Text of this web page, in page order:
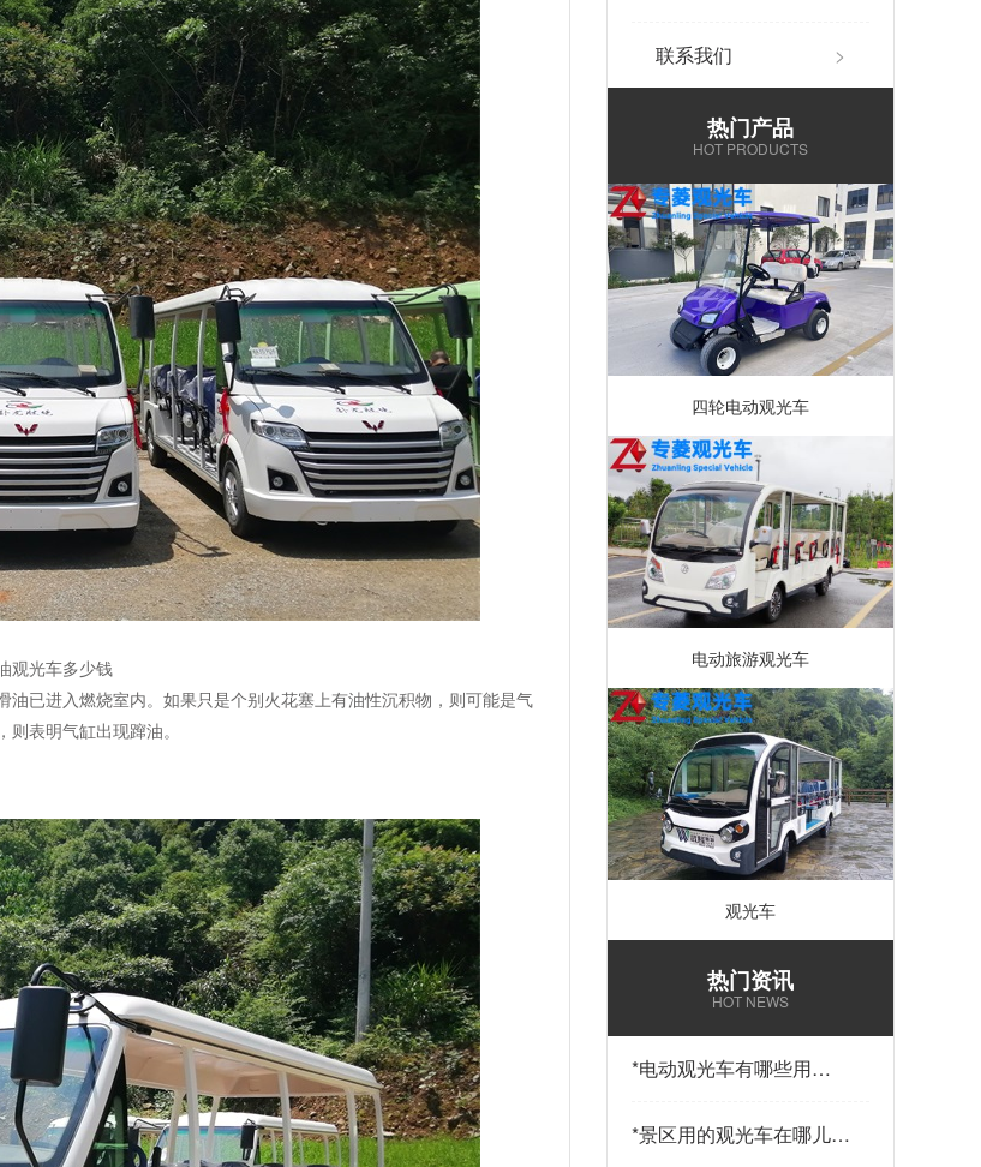
观光车多少钱
已进入燃烧室内。如果只是个别火花塞上有油性沉积物，则可能是气
表明气缸出现蹿油。
联系我们 >
热门产品
HOT PRODUCTS
四轮电动观光车
电动旅游观光车
观光车
热门资讯
HOT NEWS
*电动观光车有哪些用
[五菱]…
*景区用的观光车在哪儿能